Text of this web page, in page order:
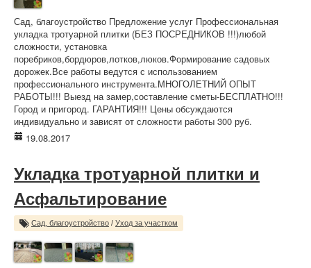
Сад, благоустройство Предложение услуг Профессиональная
укладка тротуарной плитки (БЕЗ ПОСРЕДНИКОВ !!!)любой
сложности, установка
поребриков,бордюров,лотков,люков.Формирование садовых
дорожек.Все работы ведутся с использованием
профессионального инструмента.МНОГОЛЕТНИЙ ОПЫТ
РАБОТЫ!!! Выезд на замер,составление сметы-БЕСПЛАТНО!!!
Город и пригород. ГАРАНТИЯ!!! Цены обсуждаются
индивидуально и зависят от сложности работы 300 руб.
19.08.2017
Укладка тротуарной плитки и
Асфальтирование
Сад, благоустройство / Уход за участком